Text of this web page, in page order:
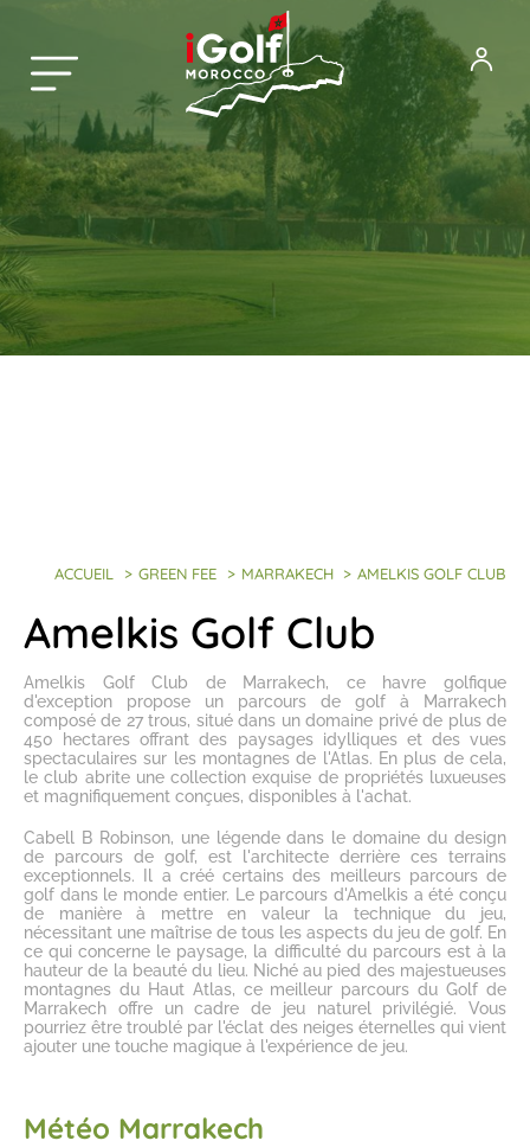
ACCUEIL > GREEN FEE > MARRAKECH > AMELKIS GOLF CLUB
Amelkis Golf Club
Amelkis Golf Club de Marrakech, ce havre golfique
d'exception propose un parcours de golf à Marrakech
composé de 27 trous, situé dans un domaine privé de plus de
450 hectares offrant des paysages idylliques et des vues
spectaculaires sur les montagnes de l'Atlas. En plus de cela,
le club abrite une collection exquise de propriétés luxueuses
et magnifiquement conçues, disponibles à l'achat.
Cabell B Robinson, une légende dans le domaine du design
de parcours de golf, est l'architecte derrière ces terrains
exceptionnels. Il a créé certains des meilleurs parcours de
golf dans le monde entier. Le parcours d'Amelkis a été conçu
de manière à mettre en valeur la technique du jeu,
nécessitant une maîtrise de tous les aspects du jeu de golf. En
ce qui concerne le paysage, la difficulté du parcours est à la
hauteur de la beauté du lieu. Niché au pied des majestueuses
montagnes du Haut Atlas, ce meilleur parcours du Golf de
Marrakech offre un cadre de jeu naturel privilégié. Vous
pourriez être troublé par l'éclat des neiges éternelles qui vient
ajouter une touche magique à l'expérience de jeu.
Météo Marrakech